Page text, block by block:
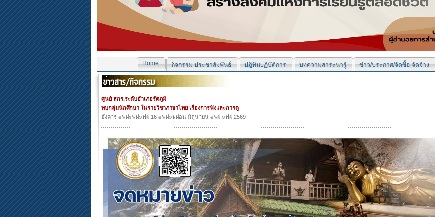
Home กิจกรรม ประชาสัมพันธ์ ปฏิทินปฏิบัติการ บทความสาระน่ารู้ ข่าว/ประกาศ/จัดซื้อ-จัดจ้าง
ศูนย์ สกร.ระดับอำเภอรัตภูมิ
พบกลุ่มนักศึกษา ในรายวิชาภาษาไทย เรื่องการฟังและการดู
อังคาร ๏ฟฝ๏ฟฝ๏ฟฝ 16 ๏ฟฝ๏ฟฝอน มิถุนายน ๏ฟฝ.๏ฟฝ.2569